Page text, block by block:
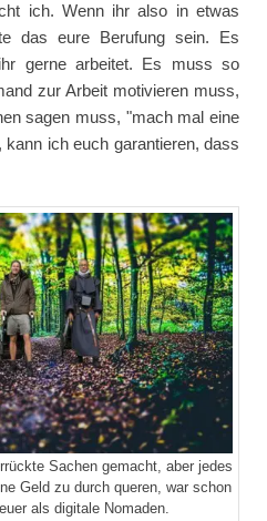
ich. Wenn ihr also in etwas
das eure Berufung sein. Es
gerne arbeitet. Es muss so
zur Arbeit motivieren muss,
sagen muss, "mach mal eine
ich euch garantieren, dass
Sachen gemacht, aber jedes
Geld zu durch queren, war schon
als digitale Nomaden.